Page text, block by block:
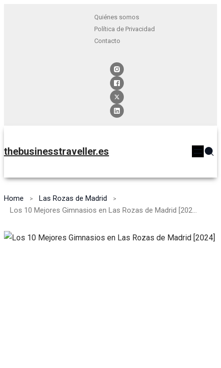
Quiénes somos
Política de Privacidad
Contacto
thebusinesstraveller.es
Home
Las Rozas de Madrid
Los 10 Mejores Gimnasios en Las Rozas de Madrid [2024]